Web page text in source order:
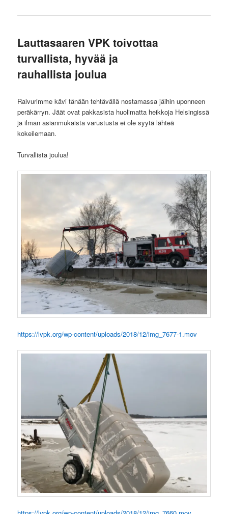
Lauttasaaren VPK toivottaa
turvallista, hyvää ja
rauhallista joulua
Raivurimme kävi tänään tehtävällä nostamassa jäihin uponneen
peräkärryn. Jäät ovat pakkasista huolimatta heikkoja Helsingissä
ja ilman asianmukaista varustusta ei ole syytä lähteä
kokeilemaan.
Turvallista joulua!
https://lvpk.org/wp-content/uploads/2018/12/img_7677-1.mov